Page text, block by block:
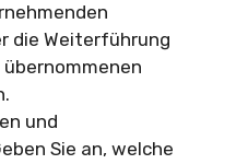
die Weiterführung
und
Sie an, welche